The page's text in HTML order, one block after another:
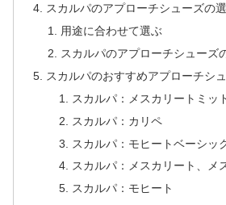
スカルパのアプローチシューズの
用途に合わせて選ぶ
スカルパのアプローチシューズ
スカルパのおすすめアプローチシ
スカルパ：メスカリートミッ
スカルパ：カリペ
スカルパ：モヒートベーシッ
スカルパ：メスカリート、メ
スカルパ：モヒート